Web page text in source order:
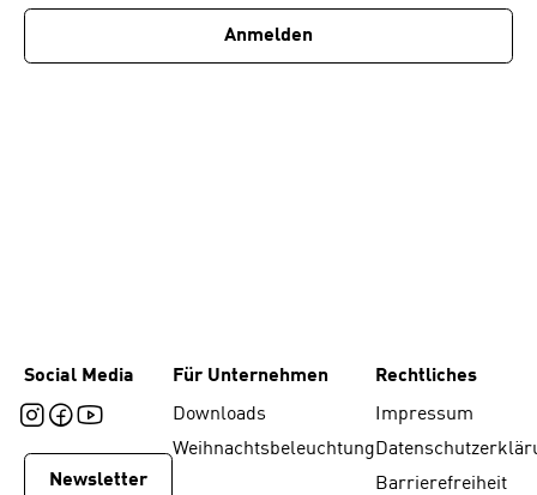
Anmelden
Social Media
Newsletter
Für Unternehmen
Downloads
Weihnachtsbeleuchtung
Rechtliches
Impressum
Barrierefreiheit